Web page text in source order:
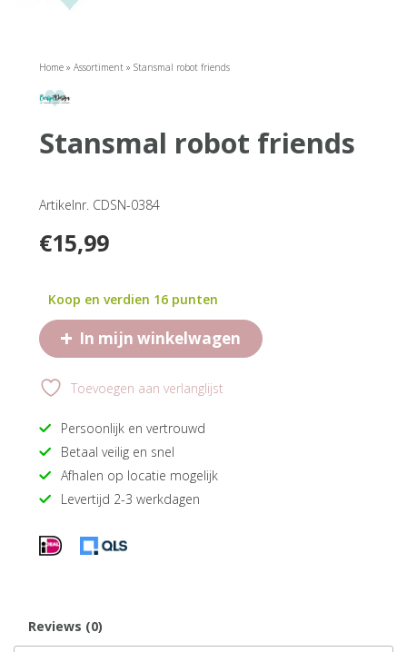
Home » Assortiment » Stansmal robot friends
stansmal robot friends
Artikelnr. CDSN-0384
€15,99
Koop en verdien 16 punten
+ In mijn winkelwagen
Toevoegen aan verlanglijst
Persoonlijk en vertrouwd
Betaal veilig en snel
Afhalen op locatie mogelijk
Levertijd 2-3 werkdagen
Reviews (0)